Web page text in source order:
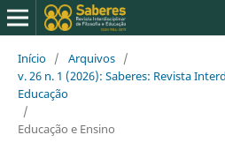
Início / Arquivos /
v. 26 n. 1 (2026): Saberes: Revista
Educação
/
Educação e Ensino